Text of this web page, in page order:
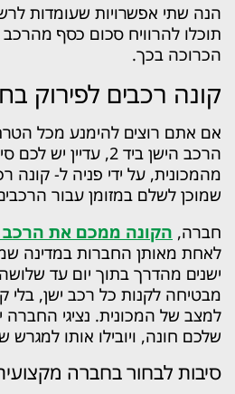
הנה שתי אפשרויות שעומדות
תוכלו להרוויח סכום כסף
הכרוכה בכך.
קונה רכבים לפירוק
אם אתם רוצים להימנע מכל
הרכב הישן ביד 2,
מהמכונית, על ידי פניה ל- קונה
שמוכן לשלם במזומן עבור
חברה, הקונה ממכם את הרכב
לאחת מאותן החברות במדינה
ישנים מהדרך בתוך יום עד
מבטיחה לקנות כל רכב ישן, בלי
למצב של המכונית. נציגי החברה
שלכם חונה, ויובילו אותו למגרש
סיבות לבחור בחברה